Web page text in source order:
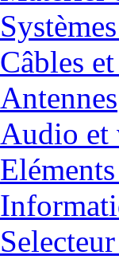
Câbles
Antennes
Audio et